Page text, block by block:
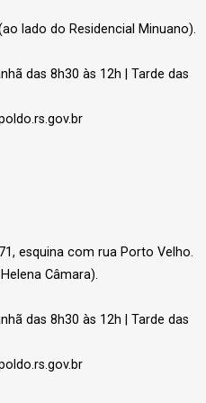
lado do Residencial Minuano).
das 8h30 às 12h | Tarde das
esquina com rua Porto Velho.
Câmara).
das 8h30 às 12h | Tarde das